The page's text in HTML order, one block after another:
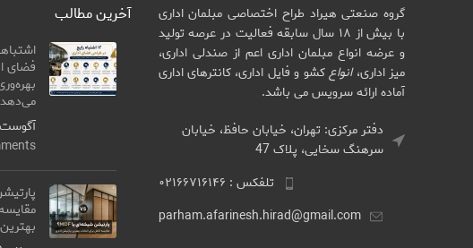
گروه صنعتی هیراد طراح اختصاصی مبلمان اداری
با بیش از ۱۸ سال سابقه فعالیت در عرصه تولید
و عرضه انواع مبلمان اداری اعم از صندلی اداری،
میز اداری،انواعکشو و فایل اداری، کانترهای اداری
آماده ارائه سرویس می باشد.
دفتر مرکزی: تهران، خیابان حافظ، خیابان
سرهنگ سخایی، پلاک 47
تلفکس : ۰۲۱۶۶۷۱۶۱۴۶
parham.afarinesh.hirad@gmail.com
آخرین مطالب
می‌دهد
آگوست 2,